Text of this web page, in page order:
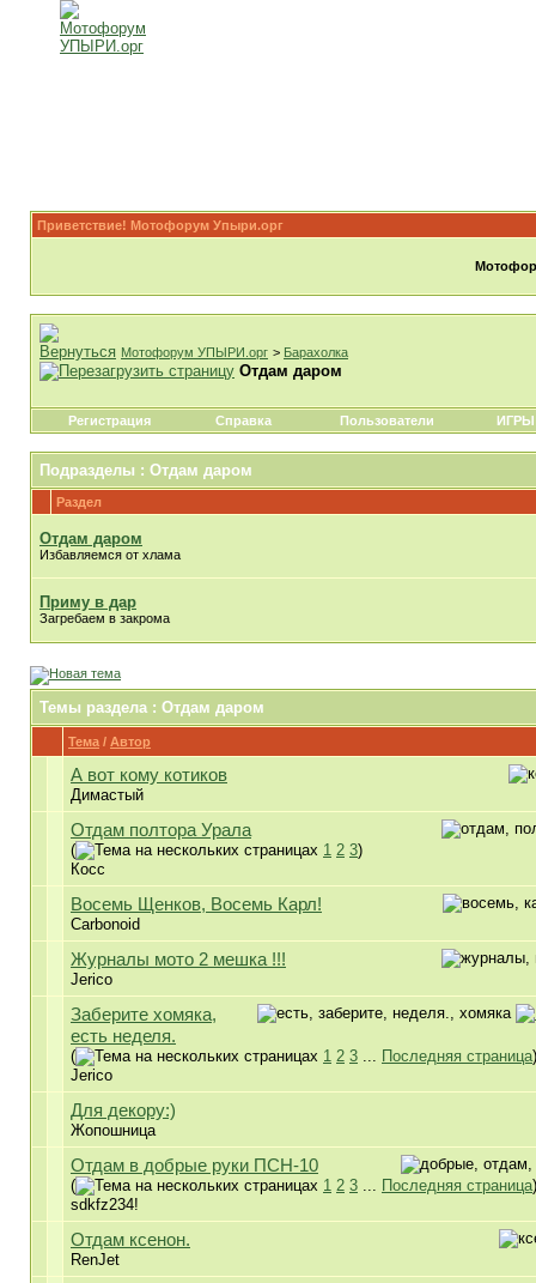
Приветствие! Мотофорум Упыри.орг
Мотофорум УПЫРИ.орг > Барахолка
Отдам даром
Регистрация Справка Пользователи ИГРЫ
Подразделы : Отдам даром
Раздел
Отдам даром
Избавляемся от хлама
Приму в дар
Загребаем в закрома
Темы раздела: Отдам даром
Тема / Автор
А вот кому котиков
Димастый
Отдам полтора Урала
( 1 2 3)
Косс
Восемь Щенков, Восемь Карл!
Carbonoid
Журналы мото 2 мешка !!!
Jerico
Заберите хомяка,
есть неделя.
( 1 2 3 ... Последняя страница)
Jerico
Для декору:)
Жопошница
Отдам в добрые руки ПСН-10
( 1 2 3 ... Последняя страница)
sdkfz234!
Отдам ксенон.
RenJet